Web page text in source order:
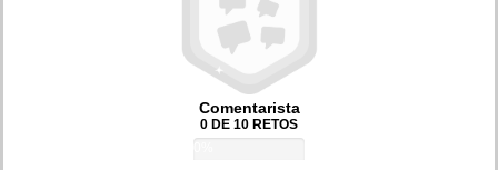
Comentarista
0 DE 10 RETOS